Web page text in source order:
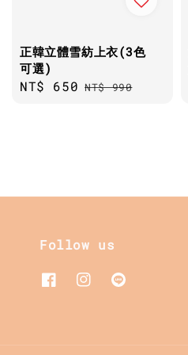
正韓立體雪紡上衣(3色
可選)
Sale
NT$ 650 Regular
NT$ 990
Follow us